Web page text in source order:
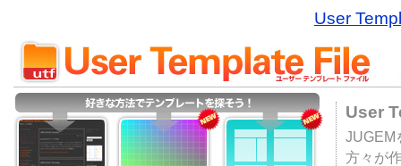
User
User
JUGEM
方々が